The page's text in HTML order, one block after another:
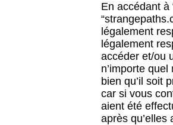
En accédant à
légalement
légalement
accéder et/ou
n’importe
bien qu’il soit
car si vous
aient été
après